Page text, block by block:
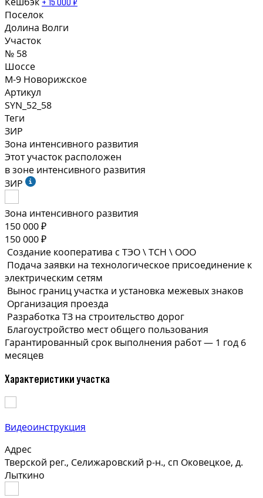
Поселок
Долина Волги
Участок
№ 58
Шоссе
М-9 Новорижское
Артикул
SYN_52_58
Теги
ЗИР
Зона интенсивного развития
Этот участок расположен
в зоне интенсивного развития
ЗИР
Зона интенсивного развития
150 000 ₽
150 000 ₽
Создание кооператива с ТЭО \ ТСН \ ООО
Подача заявки на технологическое присоединение к
электрическим сетям
Вынос границ участка и установка межевых знаков
Организация проезда
Разработка ТЗ на строительство дорог
Благоустройство мест общего пользования
Гарантированный срок выполнения работ — 1 год 6
месяцев
Характеристики участка
Видеоинструкция
Адрес
Тверской рег., Селижаровский р-н., сп Оковецкое, д.
Лыткино